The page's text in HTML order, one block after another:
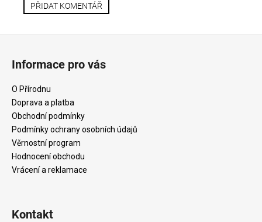
PŘIDAT KOMENTÁŘ
Informace pro vás
O Přírodnu
Doprava a platba
Obchodní podmínky
Podmínky ochrany osobních údajů
Věrnostní program
Hodnocení obchodu
Vrácení a reklamace
Kontakt